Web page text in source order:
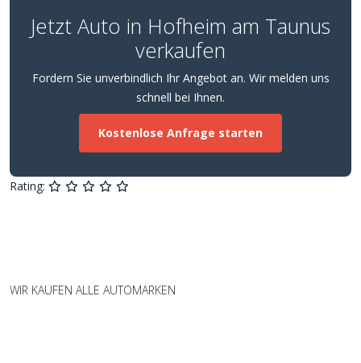
Jetzt Auto in Hofheim am Taunus
verkaufen
Fordern Sie unverbindlich Ihr Angebot an. Wir melden uns
schnell bei Ihnen.
Kostenlose Anfrage starten
Rating:
WIR KAUFEN ALLE AUTOMARKEN